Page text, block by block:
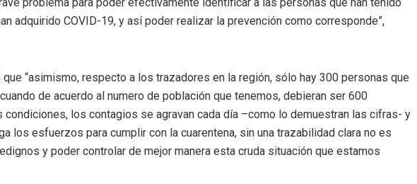
adquirido COVID-19, y así poder realizar la prevención como corresponde”,
que “asimismo, respecto a los trazadores en la región, sólo hay 300 personas que
de acuerdo al numero de población que tenemos, debieran ser 600
condiciones, los contagios se agravan cada día –como lo demuestran las cifras- y
los esfuerzos para cumplir con la cuarentena, sin una trazabilidad clara no es
y poder controlar de mejor manera esta cruda situación que estamos